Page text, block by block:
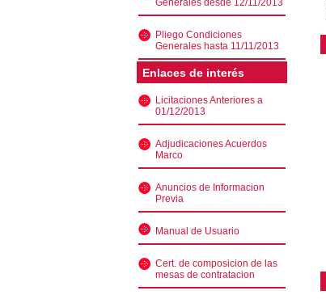
Pliego Condiciones
Generales hasta 11/11/2013
Enlaces de interés
Licitaciones Anteriores a
01/12/2013
Adjudicaciones Acuerdos
Marco
Anuncios de Informacion
Previa
Manual de Usuario
Cert. de composicion de las
mesas de contratacion